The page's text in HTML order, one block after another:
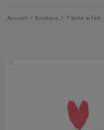
Accueil / Boutique / T’aime si fort